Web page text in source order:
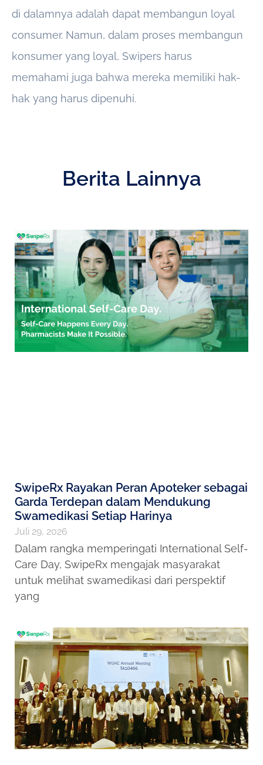
di dalamnya adalah dapat membangun loyal
consumer. Namun, dalam proses membangun
konsumer yang loyal, Swipers harus
memahami juga bahwa mereka memiliki hak-
hak yang harus dipenuhi.
Berita Lainnya
SwipeRx Rayakan Peran Apoteker sebagai
Garda Terdepan dalam Mendukung
Swamedikasi Setiap Harinya
Juli 29, 2026
Dalam rangka memperingati International Self-
Care Day, SwipeRx mengajak masyarakat
untuk melihat swamedikasi dari perspektif
yang